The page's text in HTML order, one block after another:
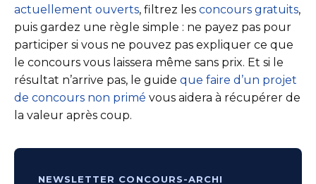
actuellement ouverts, filtrez les concours gratuits,
puis gardez une règle simple : ne payez pas pour
participer si vous ne pouvez pas expliquer ce que
le concours vous laissera même sans prix. Et si le
résultat n’arrive pas, le guide que faire d’un projet
de concours non primé vous aidera à récupérer de
la valeur après coup.
NEWSLETTER CONCOURS-ARCHI